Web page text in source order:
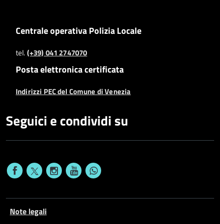
Centrale operativa Polizia Locale
tel.(+39) 041 2747070
Posta elettronica certificata
Indirizzi PEC del Comune di Venezia
Seguici e condividi su
Note legali